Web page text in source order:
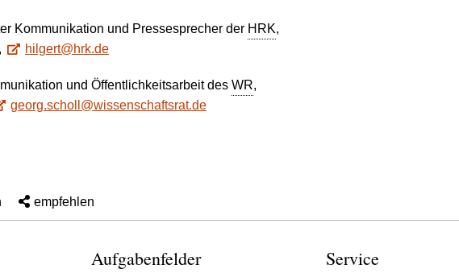
Kommunikation und Pressesprecher der HRK,
hilgert@hrk.de
und Öffentlichkeitsarbeit des WR,
georg.scholl@wissenschaftsrat.de
empfehlen
Aufgabenfelder Service